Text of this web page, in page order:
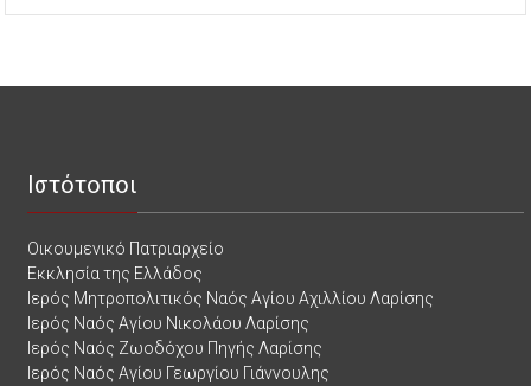
Ιστότοποι
Οικουμενικό Πατριαρχείο
Εκκλησία της Ελλάδος
Ιερός Μητροπολιτικός Ναός Αγίου Αχιλλίου Λαρίσης
Ιερός Ναός Αγίου Νικολάου Λαρίσης
Ιερός Ναός Ζωοδόχου Πηγής Λαρίσης
Ιερός Ναός Αγίου Γεωργίου Γιάννουλης